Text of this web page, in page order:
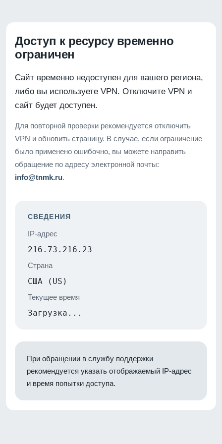
Доступ к ресурсу временно
ограничен
Сайт временно недоступен для вашего региона,
либо вы используете VPN. Отключите VPN и
сайт будет доступен.
Для повторной проверки рекомендуется отключить
VPN и обновить страницу. В случае, если ограничение
было применено ошибочно, вы можете направить
обращение по адресу электронной почты:
info@tnmk.ru.
СВЕДЕНИЯ
IP-адрес
216.73.216.23
Страна
США (US)
Текущее время
Загрузка...
При обращении в службу поддержки
рекомендуется указать отображаемый IP-адрес
и время попытки доступа.